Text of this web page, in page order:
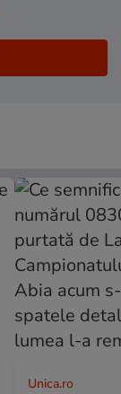
Unica.ro